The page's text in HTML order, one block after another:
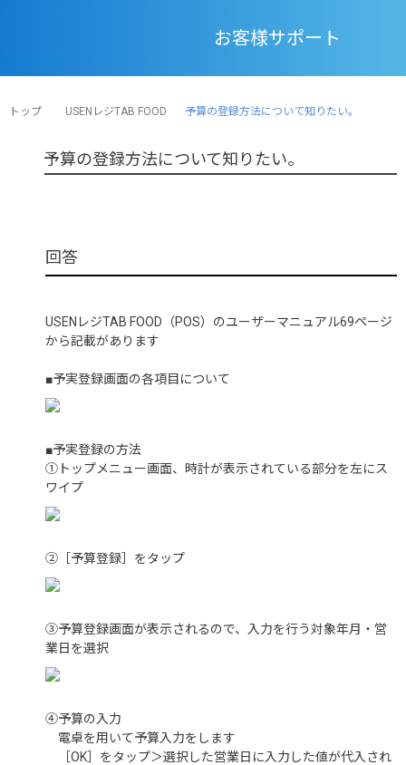
お客様サポート
トップ USENレジTAB FOOD 予算の登録方法について知りたい。
予算の登録方法について知りたい。
USENレジTAB FOOD（POS）のユーザーマニュアル69ページ
から記載があります
■予実登録画面の各項目について
■予実登録の方法
①トップメニュー画面、時計が表示されている部分を左にス
ワイプ
②［予算登録］をタップ
③予算登録画面が表示されるので、入力を行う対象年月・営
業日を選択
④予算の入力
電卓を用いて予算入力をします
［OK］をタップ＞選択した営業日に入力した値が代入され